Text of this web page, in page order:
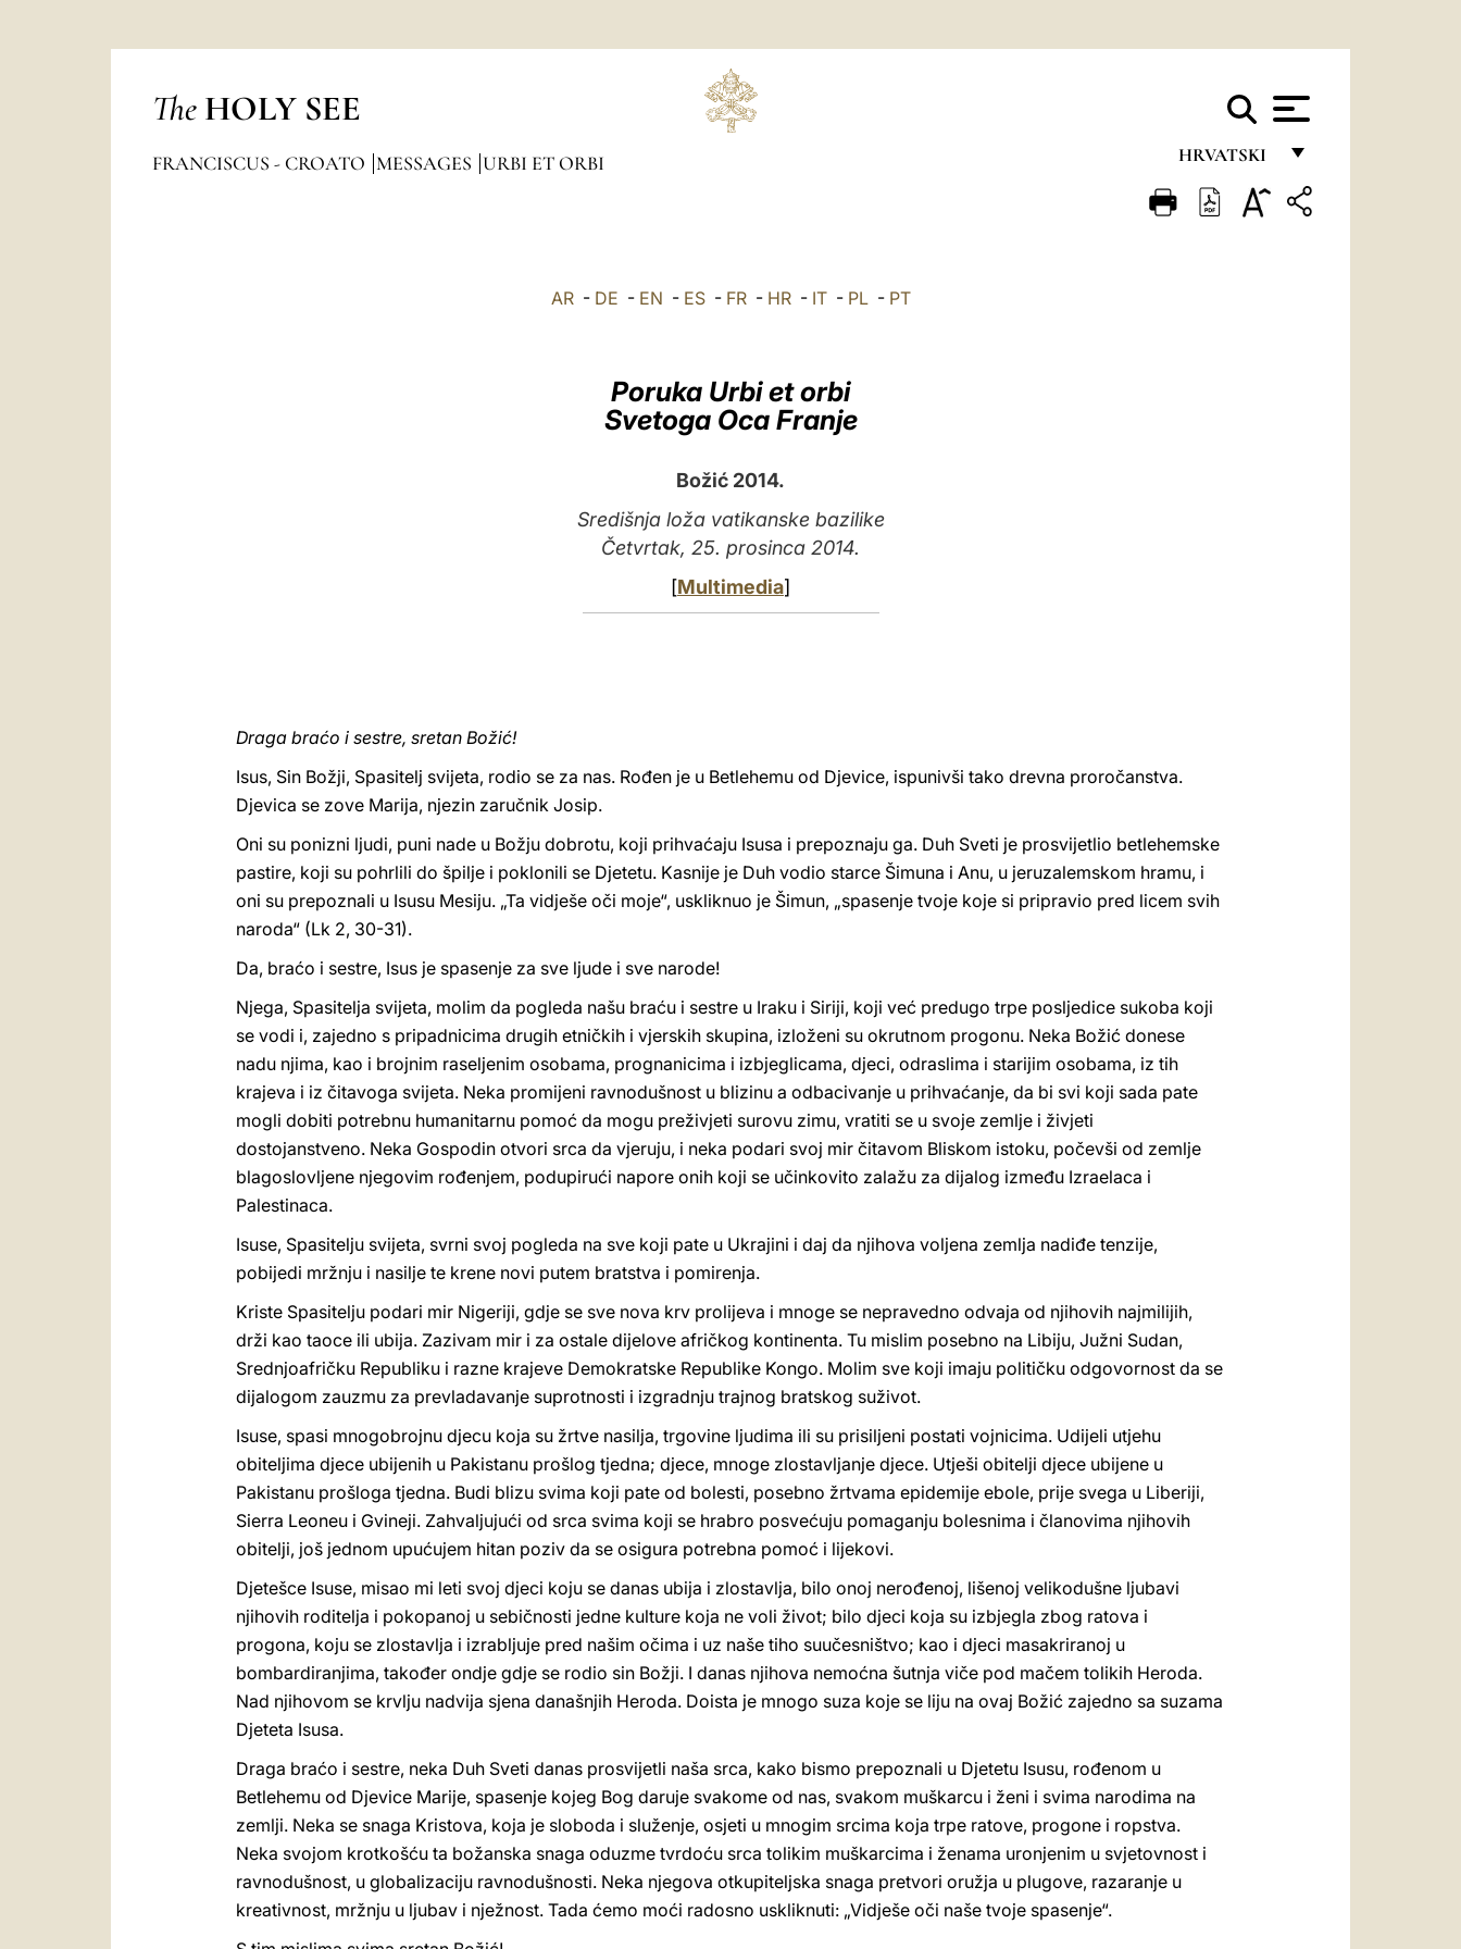
The HOLY SEE
HRVATSKI
FRANÇAIS
FRANCISCUS - CROATO MESSAGES URBI ET ORBI
AR- DE - EN - ES- FR- HR- IT- PL- PT
Poruka Urbi et orbi
Svetoga Oca Franje
Božić 2014.
Središnja loža vatikanske bazilike
Četvrtak, 25. prosinca 2014.
[Multimedia]
Draga braćo i sestre, sretan Božić!
Isus, Sin Božji, Spasitelj svijeta, rodio se za nas. Rođen je u Betlehemu od Djevice, ispunivši tako drevna proročanstva.
Djevica se zove Marija, njezin zaručnik Josip.
Oni su ponizni ljudi, puni nade u Božju dobrotu, koji prihvaćaju Isusa i prepoznaju ga. Duh Sveti je prosvijetlio betlehemske
pastire, koji su pohrlili do špilje i poklonili se Djetetu. Kasnije je Duh vodio starce Šimuna i Anu, u jeruzalemskom hramu, i
oni su prepoznali u Isusu Mesiju. „Ta vidješe oči moje“, uskliknuo je Šimun, „spasenje tvoje koje si pripravio pred licem svih
naroda“ (Lk 2, 30-31).
Da, braćo i sestre, Isus je spasenje za sve ljude i sve narode!
Njega, Spasitelja svijeta, molim da pogleda našu braću i sestre u Iraku i Siriji, koji već predugo trpe posljedice sukoba koji
se vodi i, zajedno s pripadnicima drugih etničkih i vjerskih skupina, izloženi su okrutnom progonu. Neka Božić donese
nadu njima, kao i brojnim raseljenim osobama, prognanicima i izbjeglicama, djeci, odraslima i starijim osobama, iz tih
krajeva i iz čitavoga svijeta. Neka promijeni ravnodušnost u blizinu a odbacivanje u prihvaćanje, da bi svi koji sada pate
mogli dobiti potrebnu humanitarnu pomoć da mogu preživjeti surovu zimu, vratiti se u svoje zemlje i živjeti
dostojanstveno. Neka Gospodin otvori srca da vjeruju, i neka podari svoj mir čitavom Bliskom istoku, počevši od zemlje
blagoslovljene njegovim rođenjem, podupirući napore onih koji se učinkovito zalažu za dijalog između Izraelaca i
Palestinaca.
Isuse, Spasitelju svijeta, svrni svoj pogleda na sve koji pate u Ukrajini i daj da njihova voljena zemlja nadiđe tenzije,
pobijedi mržnju i nasilje te krene novi putem bratstva i pomirenja.
Kriste Spasitelju podari mir Nigeriji, gdje se sve nova krv prolijeva i mnoge se nepravedno odvaja od njihovih najmilijih,
drži kao taoce ili ubija. Zazivam mir i za ostale dijelove afričkog kontinenta. Tu mislim posebno na Libiju, Južni Sudan,
Srednjoafričku Republiku i razne krajeve Demokratske Republike Kongo. Molim sve koji imaju političku odgovornost da se
dijalogom zauzmu za prevladavanje suprotnosti i izgradnju trajnog bratskog suživot.
Isuse, spasi mnogobrojnu djecu koja su žrtve nasilja, trgovine ljudima ili su prisiljeni postati vojnicima. Udijeli utjehu
obiteljima djece ubijenih u Pakistanu prošlog tjedna; djece, mnoge zlostavljanje djece. Utješi obitelji djece ubijene u
Pakistanu prošloga tjedna. Budi blizu svima koji pate od bolesti, posebno žrtvama epidemije ebole, prije svega u Liberiji,
Sierra Leoneu i Gvineji. Zahvaljujući od srca svima koji se hrabro posvećuju pomaganju bolesnima i članovima njihovih
obitelji, još jednom upućujem hitan poziv da se osigura potrebna pomoć i lijekovi.
Djetešce Isuse, misao mi leti svoj djeci koju se danas ubija i zlostavlja, bilo onoj nerođenoj, lišenoj velikodušne ljubavi
njihovih roditelja i pokopanoj u sebičnosti jedne kulture koja ne voli život; bilo djeci koja su izbjegla zbog ratova i
progona, koju se zlostavlja i izrabljuje pred našim očima i uz naše tiho suučesništvo; kao i djeci masakriranoj u
bombardiranjima, također ondje gdje se rodio sin Božji. I danas njihova nemoćna šutnja viče pod mačem tolikih Heroda.
Nad njihovom se krvlju nadvija sjena današnjih Heroda. Doista je mnogo suza koje se liju na ovaj Božić zajedno sa suzama
Djeteta Isusa.
Draga braćo i sestre, neka Duh Sveti danas prosvijetli naša srca, kako bismo prepoznali u Djetetu Isusu, rođenom u
Betlehemu od Djevice Marije, spasenje kojeg Bog daruje svakome od nas, svakom muškarcu i ženi i svima narodima na
zemlji. Neka se snaga Kristova, koja je sloboda i služenje, osjeti u mnogim srcima koja trpe ratove, progone i ropstva.
Neka svojom krotkošću ta božanska snaga oduzme tvrdoću srca tolikim muškarcima i ženama uronjenim u svjetovnost i
ravnodušnost, u globalizaciju ravnodušnosti. Neka njegova otkupiteljska snaga pretvori oružja u plugove, razaranje u
kreativnost, mržnju u ljubav i nježnost. Tada ćemo moći radosno uskliknuti: „Vidješe oči naše tvoje spasenje“.